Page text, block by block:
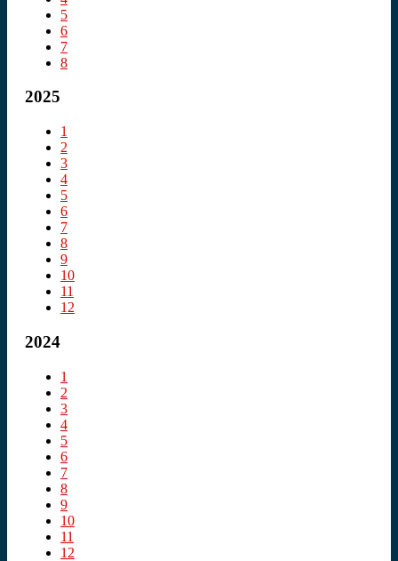
5
6
7
8
2025
1
2
3
4
5
6
7
8
9
10
11
12
2024
1
2
3
4
5
6
7
8
9
10
11
12